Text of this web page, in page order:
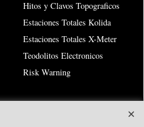
Hitos y Clavos Topograficos
Estaciones Totales Kolida
Estaciones Totales X-Meter
Teodolitos Electronicos
Risk Warning